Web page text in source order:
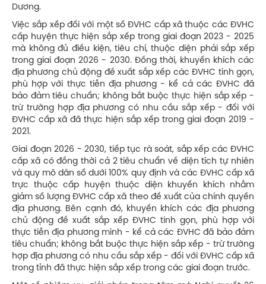
Dương.
Việc sắp xếp đối với một số ĐVHC cấp xã thuộc các ĐVHC
cấp huyện thực hiện sắp xếp trong giai đoạn 2023 - 2025
mà không đủ điều kiện, tiêu chí, thuộc diện phải sắp xếp
trong giai đoạn 2026 - 2030. Đồng thời, khuyến khích các
địa phương chủ động đề xuất sắp xếp các ĐVHC tinh gọn,
phù hợp với thực tiễn địa phương - kể cả các ĐVHC đã
bảo đảm tiêu chuẩn; không bắt buộc thực hiện sắp xếp -
trừ trường hợp địa phương có nhu cầu sắp xếp - đối với
ĐVHC cấp xã đã thực hiện sắp xếp trong giai đoạn 2019 -
2021.
Giai đoạn 2026 - 2030, tiếp tục rà soát, sắp xếp các ĐVHC
cấp xã có đồng thời cả 2 tiêu chuẩn về diện tích tự nhiên
và quy mô dân số dưới 100% quy định và các ĐVHC cấp xã
trực thuộc cấp huyện thuộc diện khuyến khích nhằm
giảm số lượng ĐVHC cấp xã theo đề xuất của chính quyền
địa phương. Bên cạnh đó, khuyến khích các địa phương
chủ động đề xuất sắp xếp ĐVHC tinh gọn, phù hợp với
thực tiễn địa phương mình - kể cả các ĐVHC đã bảo đảm
tiêu chuẩn; không bắt buộc thực hiện sắp xếp - trừ trường
hợp địa phương có nhu cầu sắp xếp - đối với ĐVHC cấp xã
trong tỉnh đã thực hiện sắp xếp trong các giai đoạn trước.